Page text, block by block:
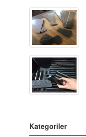
Kategoriler